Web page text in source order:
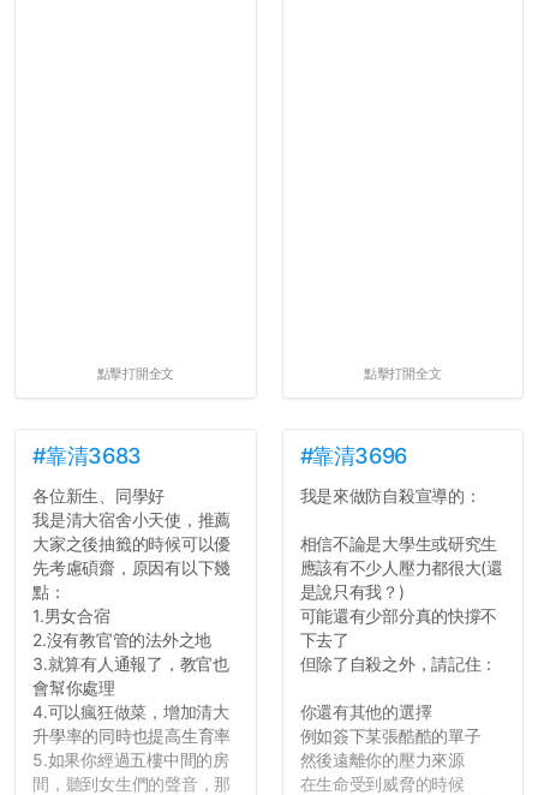
點擊打開全文 點擊打開全文
#靠清3683
各位新生、同學好
我是清大宿舍小天使，推薦
大家之後抽籤的時候可以優
先考慮碩齋，原因有以下幾
點：
1.男女合宿
2.沒有教官管的法外之地
3.就算有人通報了，教官也
會幫你處理
4.可以瘋狂做菜，增加清大
升學率的同時也提高生育率
5.如果你經過五樓中間的房
間，聽到女生們的聲音，那
#靠清3696
我是來做防自殺宣導的：
相信不論是大學生或研究生
應該有不少人壓力都很大(還
是說只有我？)
可能還有少部分真的快撐不
下去了
但除了自殺之外，請記住：
你還有其他的選擇
例如簽下某張酷酷的單子
然後遠離你的壓力來源
在生命受到威脅的時候